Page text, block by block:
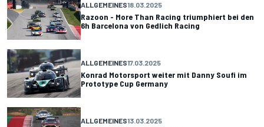
ALLGEMEINES18.03.2025
Razoon - More Than Racing triumphiert bei den
6h Barcelona von Gedlich Racing
ALLGEMEINES17.03.2025
Konrad Motorsport weiter mit Danny Soufi im
Prototype Cup Germany
ALLGEMEINES13.03.2025